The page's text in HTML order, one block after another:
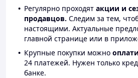
Регулярно проходят акции и
продавцов. Следим за тем,
настоящими. Актуальные
главной странице или в
Крупные покупки можно
24 платежей. Нужен только
банке.